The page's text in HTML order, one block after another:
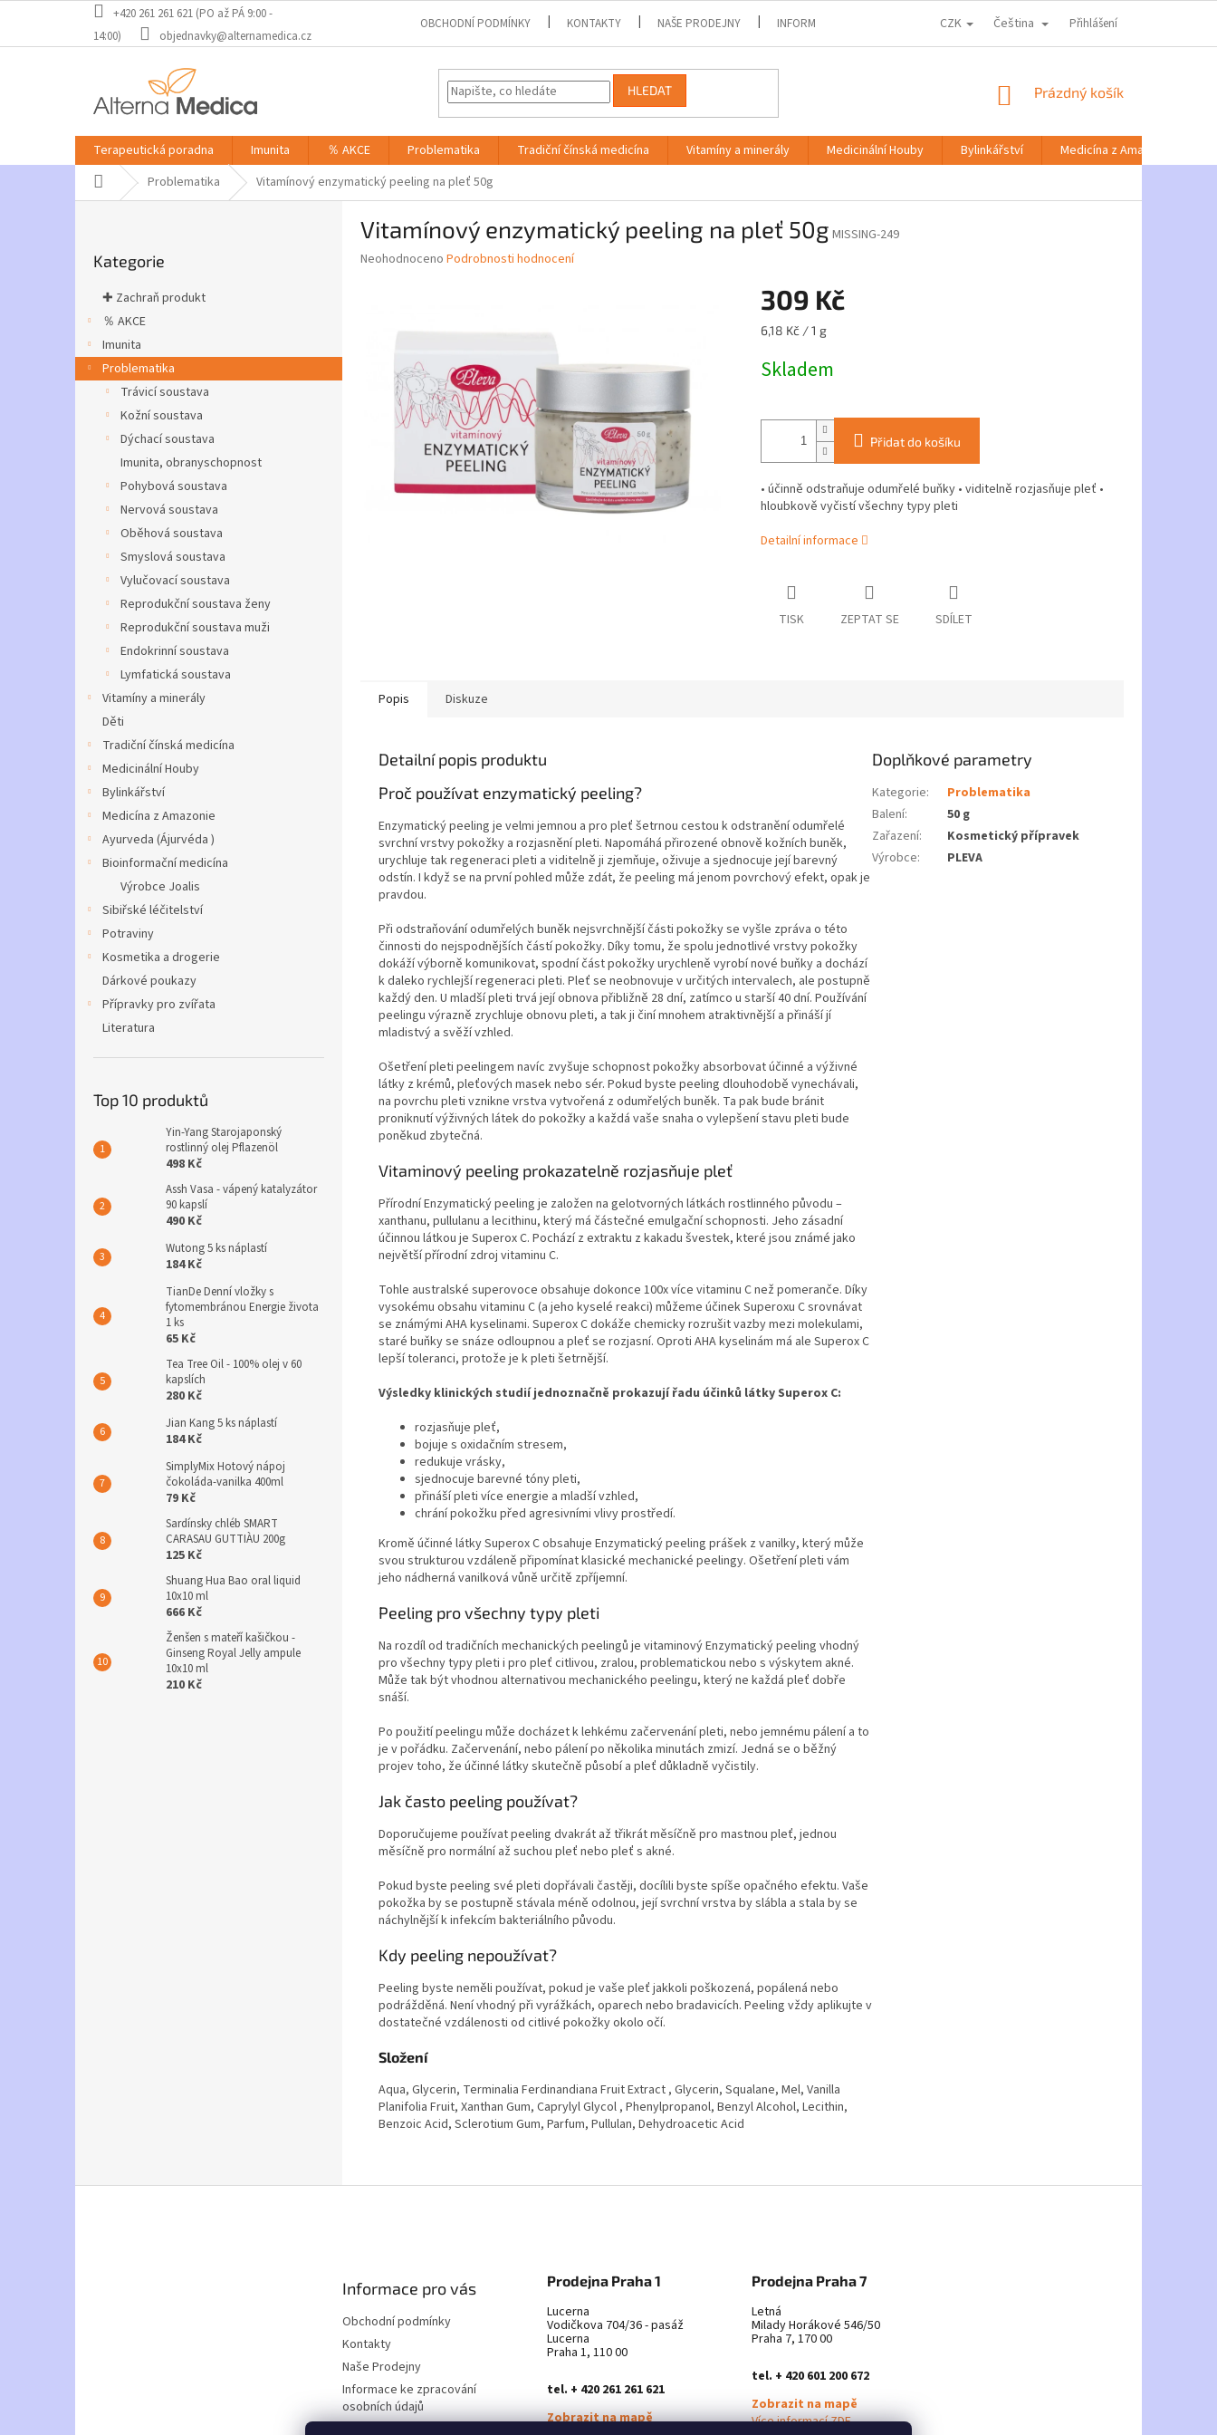
obsah
+420 261 261 621 (PO až PÁ 9:00 -
14:00)
objednavky@alternamedica.cz
OBCHODNÍ PODMÍNKY KONTAKTY NAŠE PRODEJNY INFORMACE KE ZPRACOVÁNÍ OSOBNÍCH ÚDAJŮ DOPRAVA A PLATBA
CZK Čeština Přihlášení
HLEDAT
NÁKUPNÍ
Prázdný košík
Terapeutická poradna Imunita ％ AKCE Problematika Tradiční čínská medicína Vitamíny a minerály Medicinální Houby Bylinkářství
Medicína z Amazonie
Domů Problematika Vitamínový enzymatický peeling na pleť 50g
kategorie
Kategorie
✚ Zachraň produkt
％ AKCE
Imunita
Problematika
Trávicí soustava
Kožní soustava
Dýchací soustava
Imunita, obranyschopnost
Pohybová soustava
Nervová soustava
Oběhová soustava
Smyslová soustava
Vylučovací soustava
Reprodukční soustava ženy
Reprodukční soustava muži
Endokrinní soustava
Lymfatická soustava
Vitamíny a minerály
Děti
Tradiční čínská medicína
Medicinální Houby
Bylinkářství
Medicína z Amazonie
Ayurveda (Ájurvéda )
Bioinformační medicína
Výrobce Joalis
Sibiřské léčitelství
Potraviny
Kosmetika a drogerie
Dárkové poukazy
Přípravky pro zvířata
Literatura
Top 10 produktů
Yin-Yang Starojaponský
rostlinný olej Pflazenöl
498 Kč
Assh Vasa - vápený katalyzátor
90 kapslí
490 Kč
Wutong 5 ks náplastí
184 Kč
TianDe Denní vložky s
fytomembránou Energie života
1 ks
65 Kč
Tea Tree Oil - 100% olej v 60
kapslích
280 Kč
Jian Kang 5 ks náplastí
184 Kč
SimplyMix Hotový nápoj
čokoláda-vanilka 400ml
79 Kč
Sardínsky chléb SMART
CARASAU GUTTIÀU 200g
125 Kč
Shuang Hua Bao oral liquid
10x10 ml
666 Kč
Ženšen s mateří kašičkou -
Ginseng Royal Jelly ampule
10x10 ml
210 Kč
Vitamínový enzymatický peeling na pleť 50g MISSING-249
Průměrné
hvězdiček.
Neohodnoceno Podrobnosti hodnocení
309 Kč
Měrná
6,18 Kč / 1 g
Skladem
Přidat do košíku
• účinně odstraňuje odumřelé buňky • viditelně rozjasňuje pleť •
hloubkově vyčistí všechny typy pleti
Detailní informace
TISK ZEPTAT SE SDÍLET
Popis Diskuze
Detailní popis produktu
Proč používat enzymatický peeling?
Enzymatický peeling je velmi jemnou a pro pleť šetrnou cestou k odstranění odumřelé
svrchní vrstvy pokožky a rozjasnění pleti. Napomáhá přirozené obnově kožních buněk,
urychluje tak regeneraci pleti a viditelně ji zjemňuje, oživuje a sjednocuje její barevný
odstín. I když se na první pohled může zdát, že peeling má jenom povrchový efekt, opak je
pravdou.
Při odstraňování odumřelých buněk nejsvrchnější části pokožky se vyšle zpráva o této
činnosti do nejspodnějších částí pokožky. Díky tomu, že spolu jednotlivé vrstvy pokožky
dokáží výborně komunikovat, spodní část pokožky urychleně vyrobí nové buňky a dochází
k daleko rychlejší regeneraci pleti. Pleť se neobnovuje v určitých intervalech, ale postupně
každý den. U mladší pleti trvá její obnova přibližně 28 dní, zatímco u starší 40 dní. Používání
peelingu výrazně zrychluje obnovu pleti, a tak ji činí mnohem atraktivnější a přináší jí
mladistvý a svěží vzhled.
Ošetření pleti peelingem navíc zvyšuje schopnost pokožky absorbovat účinné a výživné
látky z krémů, pleťových masek nebo sér. Pokud byste peeling dlouhodobě vynechávali,
na povrchu pleti vznikne vrstva vytvořená z odumřelých buněk. Ta pak bude bránit
proniknutí výživných látek do pokožky a každá vaše snaha o vylepšení stavu pleti bude
poněkud zbytečná.
Vitaminový peeling prokazatelně rozjasňuje pleť
Přírodní Enzymatický peeling je založen na gelotvorných látkách rostlinného původu –
xanthanu, pullulanu a lecithinu, který má částečné emulgační schopnosti. Jeho zásadní
účinnou látkou je Superox C. Pochází z extraktu z kakadu švestek, které jsou známé jako
největší přírodní zdroj vitaminu C.
Tohle australské superovoce obsahuje dokonce 100x více vitaminu C než pomeranče. Díky
vysokému obsahu vitaminu C (a jeho kyselé reakci) můžeme účinek Superoxu C srovnávat
se známými AHA kyselinami. Superox C dokáže chemicky rozrušit vazby mezi molekulami,
staré buňky se snáze odloupnou a pleť se rozjasní. Oproti AHA kyselinám má ale Superox C
lepší toleranci, protože je k pleti šetrnější.
Výsledky klinických studií jednoznačně prokazují řadu účinků látky Superox C:
rozjasňuje pleť,
bojuje s oxidačním stresem,
redukuje vrásky,
sjednocuje barevné tóny pleti,
přináší pleti více energie a mladší vzhled,
chrání pokožku před agresivními vlivy prostředí.
Kromě účinné látky Superox C obsahuje Enzymatický peeling prášek z vanilky, který může
svou strukturou vzdáleně připomínat klasické mechanické peelingy. Ošetření pleti vám
jeho nádherná vanilková vůně určitě zpříjemní.
Peeling pro všechny typy pleti
Na rozdíl od tradičních mechanických peelingů je vitaminový Enzymatický peeling vhodný
pro všechny typy pleti i pro pleť citlivou, zralou, problematickou nebo s výskytem akné.
Může tak být vhodnou alternativou mechanického peelingu, který ne každá pleť dobře
snáší.
Po použití peelingu může docházet k lehkému začervenání pleti, nebo jemnému pálení a to
je v pořádku. Začervenání, nebo pálení po několika minutách zmizí. Jedná se o běžný
projev toho, že účinné látky skutečně působí a pleť důkladně vyčistily.
Jak často peeling používat?
Doporučujeme používat peeling dvakrát až třikrát měsíčně pro mastnou pleť, jednou
měsíčně pro normální až suchou pleť nebo pleť s akné.
Pokud byste peeling své pleti dopřávali častěji, docílili byste spíše opačného efektu. Vaše
pokožka by se postupně stávala méně odolnou, její svrchní vrstva by slábla a stala by se
náchylnější k infekcím bakteriálního původu.
Kdy peeling nepoužívat?
Peeling byste neměli používat, pokud je vaše pleť jakkoli poškozená, popálená nebo
podrážděná. Není vhodný při vyrážkách, oparech nebo bradavicích. Peeling vždy aplikujte v
dostatečné vzdálenosti od citlivé pokožky okolo očí.
Složení
Aqua, Glycerin, Terminalia Ferdinandiana Fruit Extract , Glycerin, Squalane, Mel, Vanilla
Planifolia Fruit, Xanthan Gum, Caprylyl Glycol , Phenylpropanol, Benzyl Alcohol, Lecithin,
Benzoic Acid, Sclerotium Gum, Parfum, Pullulan, Dehydroacetic Acid
Doplňkové parametry
Kategorie:
Problematika
Balení:
50 g
Zařazení:
Kosmetický přípravek
Výrobce: PLEVA
Informace pro vás
Obchodní podmínky
Kontakty
Naše Prodejny
Informace ke zpracování
osobních údajů
Prodejna Praha 1
Lucerna
Vodičkova 704/36 - pasáž
Lucerna
Praha 1, 110 00
tel. + 420 261 261 621
Zobrazit na mapě
Prodejna Praha 7
Letná
Milady Horákové 546/50
Praha 7, 170 00
tel. + 420 601 200 672
Zobrazit na mapě
Více informací ZDE